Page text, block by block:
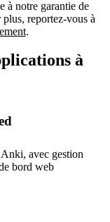
à notre garantie de
reportez-vous à
.
à
avec gestion
bord web